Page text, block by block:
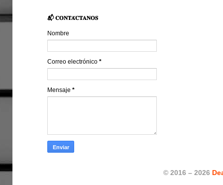
📬 𝐂𝐎𝐍𝐓𝐀́𝐂𝐓𝐀𝐍𝐎𝐒
Nombre
Correo electrónico *
Mensaje *
© 2016 – 2026